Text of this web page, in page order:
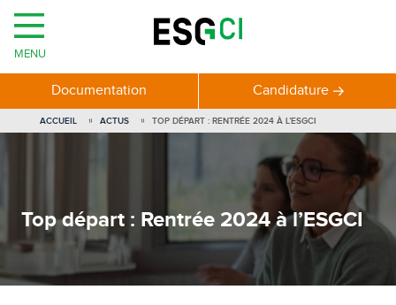
Top départ : Rentrée 2024 à l’ESGCI
ACCUEIL ACTUS TOP DÉPART : RENTRÉE 2024 À L’ESGCI
MENU
Documentation Candidature